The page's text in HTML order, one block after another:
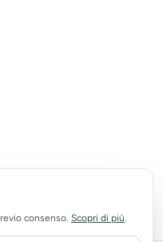
consenso. Scopri di più.